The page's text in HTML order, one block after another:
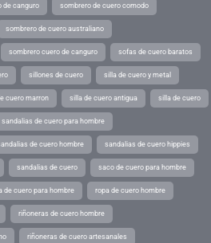
de canguro sombrero de cuero comodo
sombrero de cuero australiano
sombrero cuero de canguro sofas de cuero baratos
sillones de cuero silla de cuero y metal
cuero marron silla de cuero antigua silla de cuero
sandalias de cuero para hombre
de cuero hombre sandalias de cuero hippies
sandalias de cuero saco de cuero para hombre
de cuero para hombre ropa de cuero hombre
riñoneras de cuero hombre
riñoneras de cuero artesanales